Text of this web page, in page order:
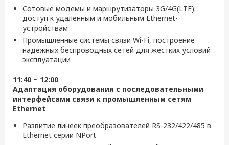
Сотовые модемы и маршрутизаторы 3G/4G(LTE):
доступ к удаленным и мобильным Ethernet-
устройствам
Промышленные системы связи Wi-Fi, построение
надежных беспроводных сетей для жестких условий
эксплуатации
11:40 ~ 12:00
Адаптация оборудования с последовательными
интерфейсами связи к промышленным сетям
Ethernet
Развитие линеек преобразователей RS-232/422/485 в
Ethernet серии NPort